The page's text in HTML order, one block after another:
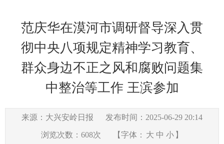
范庆华在漠河市调研督导深入贯
彻中央八项规定精神学习教育、
群众身边不正之风和腐败问题集
中整治等工作 王滨参加
来源：大兴安岭日报 发布时间：2025-06-29 20:14
浏览次数： 608次 【字体： 大 中 小 】